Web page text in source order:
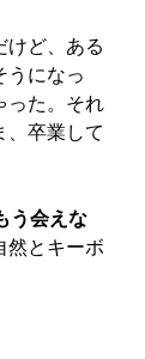
けど、ある
うになっ
った。それ
、卒業して
う会えな
然とキーボ